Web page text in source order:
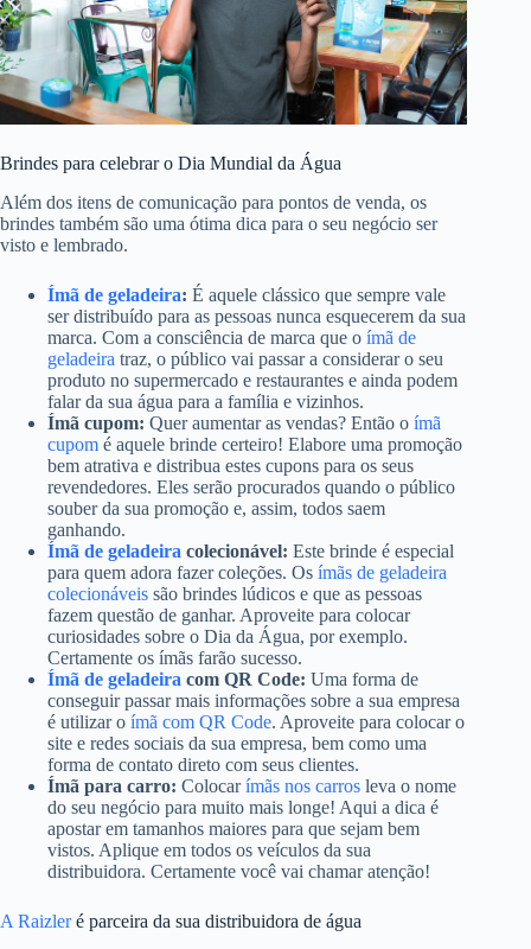
Brindes para celebrar o Dia Mundial da Água
Além dos itens de comunicação para pontos de venda, os
brindes também são uma ótima dica para o seu negócio ser
visto e lembrado.
Ímã de geladeira: É aquele clássico que sempre vale
ser distribuído para as pessoas nunca esquecerem da sua
marca. Com a consciência de marca que o ímã de
geladeira traz, o público vai passar a considerar o seu
produto no supermercado e restaurantes e ainda podem
falar da sua água para a família e vizinhos.
Ímã cupom: Quer aumentar as vendas? Então o ímã
cupom é aquele brinde certeiro! Elabore uma promoção
bem atrativa e distribua estes cupons para os seus
revendedores. Eles serão procurados quando o público
souber da sua promoção e, assim, todos saem
ganhando.
Ímã de geladeira colecionável: Este brinde é especial
para quem adora fazer coleções. Os ímãs de geladeira
colecionáveis são brindes lúdicos e que as pessoas
fazem questão de ganhar. Aproveite para colocar
curiosidades sobre o Dia da Água, por exemplo.
Certamente os ímãs farão sucesso.
Ímã de geladeira com QR Code: Uma forma de
conseguir passar mais informações sobre a sua empresa
é utilizar o ímã com QR Code. Aproveite para colocar o
site e redes sociais da sua empresa, bem como uma
forma de contato direto com seus clientes.
Ímã para carro: Colocarímãs nos carros leva o nome
do seu negócio para muito mais longe! Aqui a dica é
apostar em tamanhos maiores para que sejam bem
vistos. Aplique em todos os veículos da sua
distribuidora. Certamente você vai chamar atenção!
A Raizleré parceira da sua distribuidora de água